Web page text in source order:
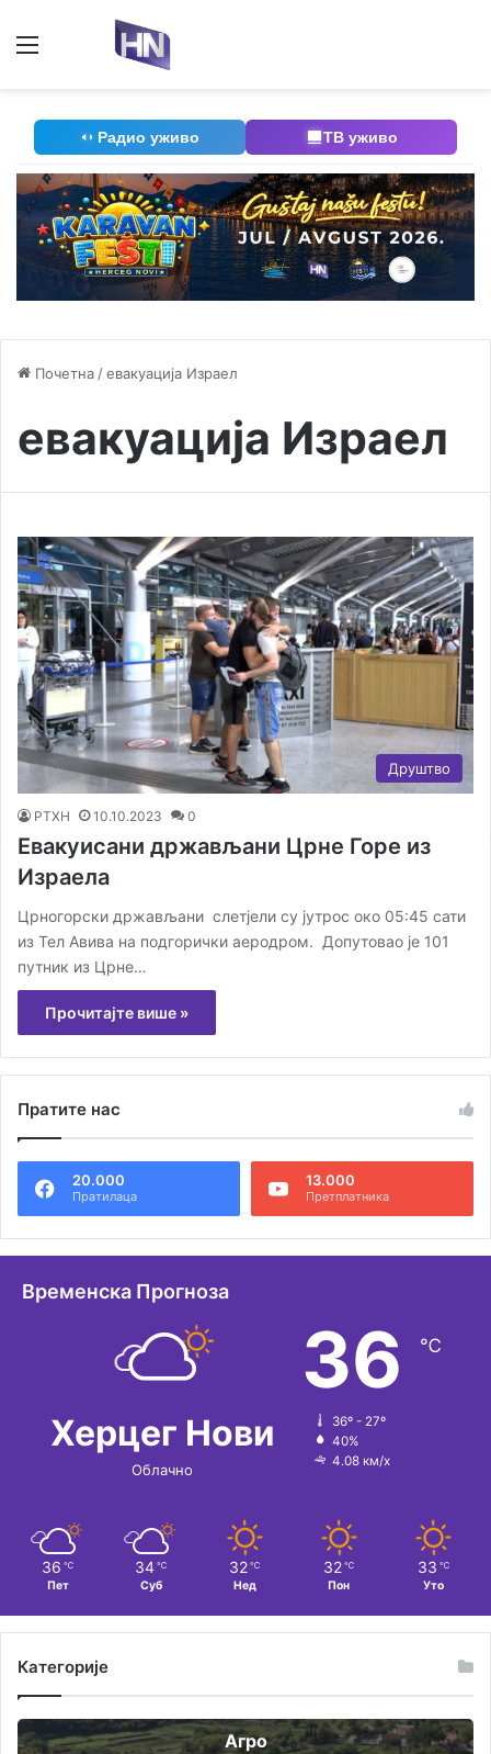
Радио уживо ТВ уживо
Почетна /евакуација Израел
евакуација Израел
Друштво
РТХН 10.10.2023 0
Евакуисани држављани Црне Горе из
Израела
Црногорски држављани слетјели су јутрос око 05:45 сати
из Тел Авива на подгорички аеродром. Допутовао је 101
путник из Црне…
Прочитајте више »
Пратите нас
20.000
Пратилаца
13.000
Претплатника
Временска Прогноза
Херцег Нови
Облачно
36 ℃
36º - 27º
40%
4.08 км/х
36 ℃
Пет
34 ℃
Суб
32 ℃
Нед
32 ℃
Пон
33 ℃
Уто
Категорије
Агро